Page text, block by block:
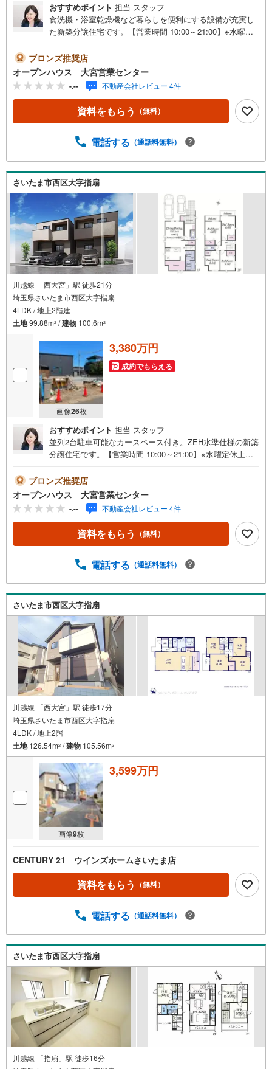
おすすめポイント 担当 スタッフ
食洗機・浴室乾燥機など暮らしを便利にする設備が充実し
た新築分譲住宅です。【営業時間 10:00～21:00】※水曜定
お気軽にご連絡ください！現地を見学される場合は「室
内・現地を見学する（無料）」ボタンよりご希望の日時を
ご記入いただけますとスムーズにご案内が可能です。◎現
地のご案内について・平日や夜遅い時間帯もご案内が可
能 ※定休日を除く・経験豊富なスタッフが物件詳細を丁寧
にご説明いたします。・車でご自宅や最寄り駅等、ご指定
います。◎個別FP相談会 無料物件のご紹介だけでなく住
たいという方も大歓迎です！年間8000棟以上の限定物件を
発表しているオープンハウスだから出会える物件が多数ご
ざいます。ぜひお気軽にご連絡・ご相談ください！※限定物
件:当社のみ、もしくは当社を含めた数社でのみご紹介可能
なオープンハウス・ディベロップメントの物件
ブロンズ推奨店
オープンハウス 大宮営業センター
-.-- 不動産会社レビュー 4件
資料をもらう （無料）
電話する （通話料無料）
さいたま市西区大字指扇
川越線 「西大宮」駅 徒歩21分
埼玉県さいたま市西区大字指扇
4LDK / 地上2階建
土地99.88m2 /建物 100.6m2
画像26枚
3,380万円
成約でもらえる
おすすめポイント 担当 スタッフ
並列2台駐車可能なカースペース付き。ZEH水準仕様の新築
分譲住宅です。【営業時間 10:00～21:00】※水曜定休上記
にご連絡ください！現地を見学される場合は「室内・現地
を見学する（無料）」ボタンよりご希望の日時をご記入い
ただけますとスムーズにご案内が可能です。◎現地のご案
内について・平日や夜遅い時間帯もご案内が可能 ※定休日
を除く・経験豊富なスタッフが物件詳細を丁寧にご説明い
たします。・車でご自宅や最寄り駅等、ご指定の場所まで
個別FP相談会 無料物件のご紹介だけでなく住宅ローン・
方も大歓迎です！年間8000棟以上の限定物件を発表してい
るオープンハウスだから出会える物件が多数ございます。
ぜひお気軽にご連絡・ご相談ください！※限定物件:当社の
み、もしくは当社を含めた数社でのみご紹介可能なオープ
ンハウス・ディベロップメントの物件
ブロンズ推奨店
オープンハウス 大宮営業センター
-.-- 不動産会社レビュー 4件
資料をもらう （無料）
電話する （通話料無料）
さいたま市西区大字指扇
川越線 「西大宮」駅 徒歩17分
埼玉県さいたま市西区大字指扇
4LDK / 地上2階
土地126.54m2 /建物 105.56m2
画像9枚
3,599万円
CENTURY 21 ウインズホームさいたま店
資料をもらう （無料）
電話する （通話料無料）
さいたま市西区大字指扇
川越線 「指扇」駅 徒歩16分